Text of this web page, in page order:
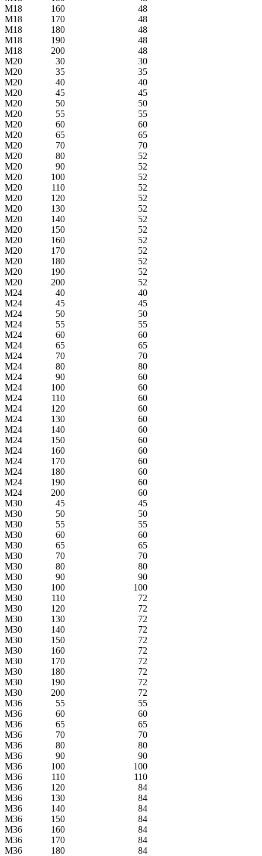
M18
160
48
M18
170
48
M18
180
48
M18
190
48
M18
200
48
M20
30
30
M20
35
35
M20
40
40
M20
45
45
M20
50
50
M20
55
55
M20
60
60
M20
65
65
M20
70
70
M20
80
52
M20
90
52
M20
100
52
M20
110
52
M20
120
52
M20
130
52
M20
140
52
M20
150
52
M20
160
52
M20
170
52
M20
180
52
M20
190
52
M20
200
52
M24
40
40
M24
45
45
M24
50
50
M24
55
55
M24
60
60
M24
65
65
M24
70
70
M24
80
80
M24
90
60
M24
100
60
M24
110
60
M24
120
60
M24
130
60
M24
140
60
M24
150
60
M24
160
60
M24
170
60
M24
180
60
M24
190
60
M24
200
60
M30
45
45
M30
50
50
M30
55
55
M30
60
60
M30
65
65
M30
70
70
M30
80
80
M30
90
90
M30
100
100
M30
110
72
M30
120
72
M30
130
72
M30
140
72
M30
150
72
M30
160
72
M30
170
72
M30
180
72
M30
190
72
M30
200
72
M36
55
55
M36
60
60
M36
65
65
M36
70
70
M36
80
80
M36
90
90
M36
100
100
M36
110
110
M36
120
84
M36
130
84
M36
140
84
M36
150
84
M36
160
84
M36
170
84
M36
180
84